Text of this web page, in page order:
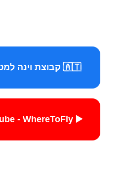
🇦🇹 קבוצת וינה למטיילים
▶️ YouTube - WhereToFly